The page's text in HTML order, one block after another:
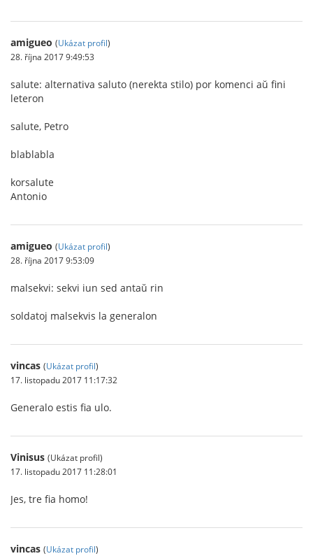
amigueo (Ukázat profil)
28. října 2017 9:49:53
salute: alternativa saluto (nerekta stilo) por komenci aŭ fini
leteron
salute, Petro
blablabla
korsalute
Antonio
amigueo (Ukázat profil)
28. října 2017 9:53:09
malsekvi: sekvi iun sed antaŭ rin
soldatoj malsekvis la generalon
vincas (Ukázat profil)
17. listopadu 2017 11:17:32
Generalo estis fia ulo.
Vinisus (Ukázat profil)
17. listopadu 2017 11:28:01
Jes, tre fia homo!
vincas (Ukázat profil)